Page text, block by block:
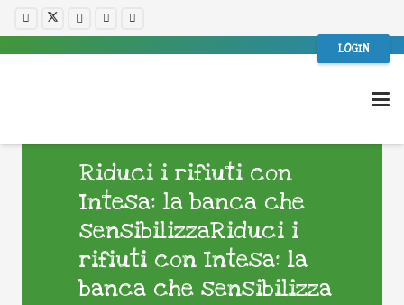
LOGIN
Riduci i rifiuti con
Intesa: la banca che
sensibilizzaRiduci i
rifiuti con Intesa: la
banca che sensibilizza